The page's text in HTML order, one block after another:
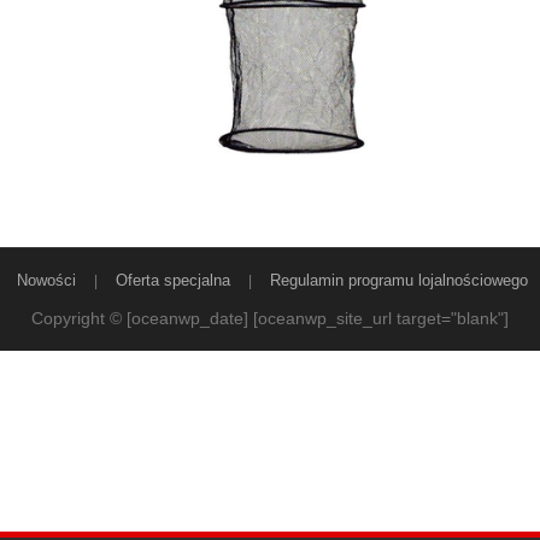
Nowości Oferta specjalna Regulamin programu lojalnościowego
Copyright © [oceanwp_date] [oceanwp_site_url target="blank"]